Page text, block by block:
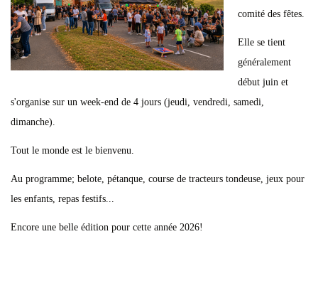
comité des fêtes.
Elle se tient
généralement
début juin et
s'organise sur un week-end de 4 jours (jeudi, vendredi, samedi,
dimanche).
Tout le monde est le bienvenu.
Au programme; belote, pétanque, course de tracteurs tondeuse, jeux pour
les enfants, repas festifs...
Encore une belle édition pour cette année 2026!